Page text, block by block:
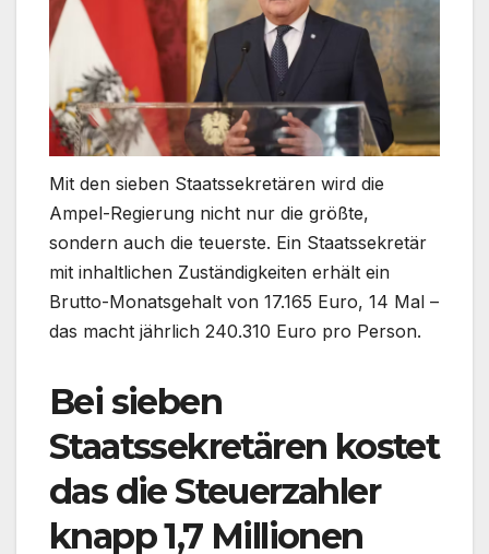
Mit den sieben Staatssekretären wird die
Ampel-Regierung nicht nur die größte,
sondern auch die teuerste. Ein Staatssekretär
mit inhaltlichen Zuständigkeiten erhält ein
Brutto-Monatsgehalt von 17.165 Euro, 14 Mal –
das macht jährlich 240.310 Euro pro Person.
Bei sieben
Staatssekretären kostet
das die Steuerzahler
knapp 1,7 Millionen